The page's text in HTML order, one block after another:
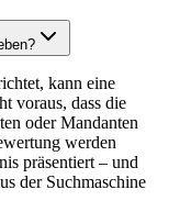
kann eine
voraus, dass die
oder Mandanten
werden
präsentiert – und
der Suchmaschine